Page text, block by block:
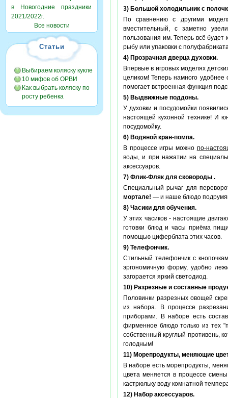
в Новогодние праздники
2021/2022г.
Все новости
Статьи
Выбираем коляску кукле
10 мифов об ОРВИ
Как выбрать коляску по
росту ребенка
3) Большой холодильник с
По сравнению с другими
вместительный, с заметно
пользования им. Теперь всё
рыбу или упаковки с
4) Прозрачная дверца духовки.
Впервые в игровых моделях
целиком! Теперь намного
помогает встроенная функция
5) Выдвижные поддоны.
У духовки и посудомойки
настоящей кухонной технике! И
посудомойку.
6) Водяной кран-помпа.
В процессе игры можно по-
воды, и при нажатии на
аксессуаров.
7) Флик-Фляк для сковороды .
Специальный рычаг для
мортале! — и наше блюдо
8) Часики для обучения.
У этих часиков - настоящие
готовки блюд и часы приёма
помощью циферблата этих часов.
9) Телефончик.
Стильный телефончик с
эргономичную форму, удобно
загорается яркий светодиод.
10) Разрезные и составные
Половинки разрезных овощей
из набора. В процессе
приборами. В наборе есть
фирменное блюдо только из тех
собственный круглый противень,
голодным!
11) Морепродукты, меняющие
В наборе есть морепродукты,
цвета меняется в процессе
кастрюльку воду комнатной
12) Набор аксессуаров.